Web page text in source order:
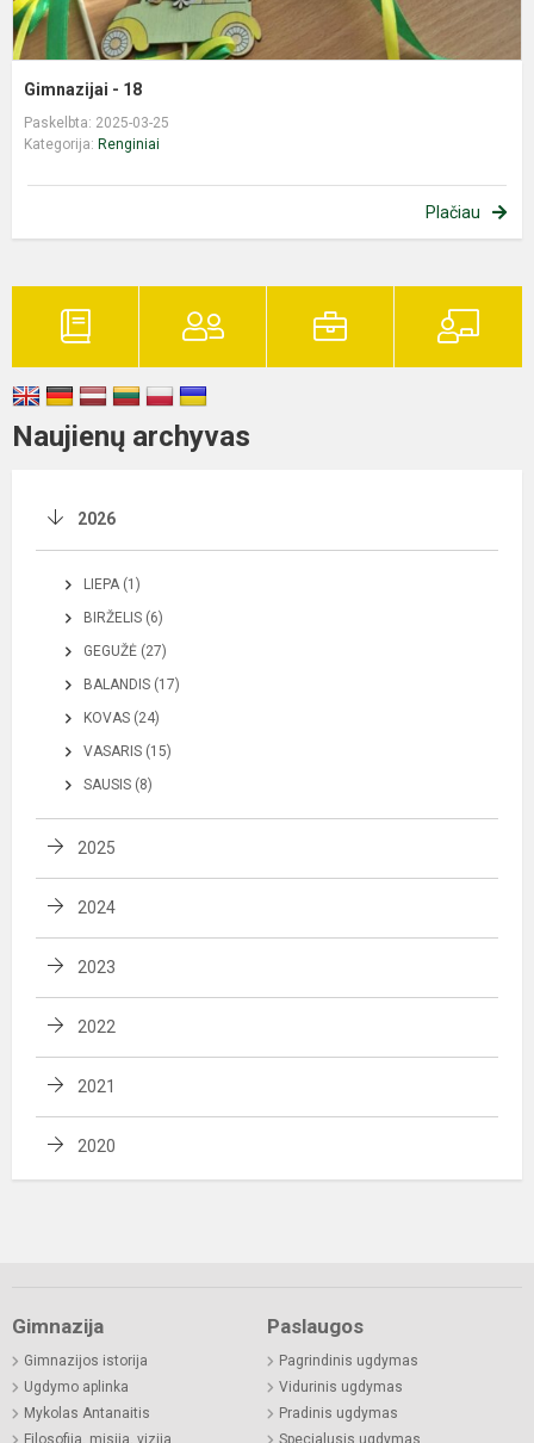
Gimnazijai - 18
Paskelbta: 2025-03-25
Kategorija: Renginiai
Plačiau
Naujienų archyvas
2026
LIEPA (1)
BIRŽELIS (6)
GEGUŽĖ (27)
BALANDIS (17)
KOVAS (24)
VASARIS (15)
SAUSIS (8)
2025
2024
2023
2022
2021
2020
Gimnazija
Gimnazijos istorija
Ugdymo aplinka
Mykolas Antanaitis
Paslaugos
Pagrindinis ugdymas
Vidurinis ugdymas
Pradinis ugdymas